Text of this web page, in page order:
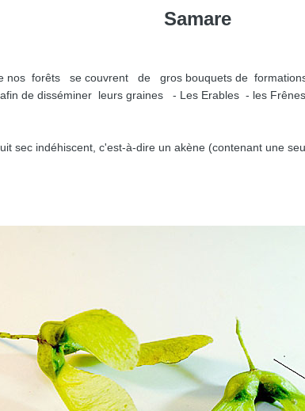
Samare
nos forêts se couvrent de gros bouquets de
de disséminer leurs graines - Les Erables - les
indéhiscent, c'est-à-dire un akène (contenant une